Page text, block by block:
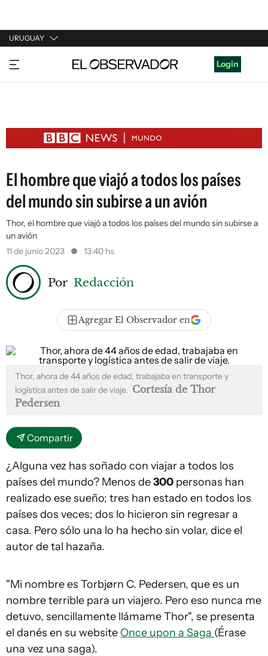
URUGUAY
URUGUAY
ARGENTINA
ESTADOS UNIDOS
Login
El hombre que viajó a todos los países
del mundo sin subirse a un avión
Thor, el hombre que viajó a todos los países del mundo sin subirse a
un avión
11 de junio 2023
13:40 hs
Por Redacción
Agregar El Observador en
Thor, ahora de 44 años de edad, trabajaba en transporte y
logística antes de salir de viaje. Cortesía de Thor
Pedersen
Compartir
¿Alguna vez has soñado con viajar a todos los
países del mundo? Menos de300 personas han
realizado ese sueño; tres han estado en todos los
países dos veces; dos lo hicieron sin regresar a
casa. Pero sólo una lo ha hecho sin volar, dice el
autor de tal hazaña.
"Mi nombre es Torbjørn C. Pedersen, que es un
nombre terrible para un viajero. Pero eso nunca me
detuvo, sencillamente llámame Thor", se presenta
el danés en su website Once upon a Saga (Érase
una vez una saga).